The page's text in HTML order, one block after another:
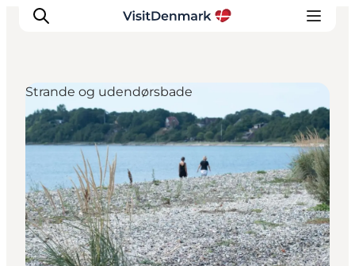
Inspiration
Destinationer
Oplevelser
Overnatning
Planlæg ferien
Strande og udendørsbade